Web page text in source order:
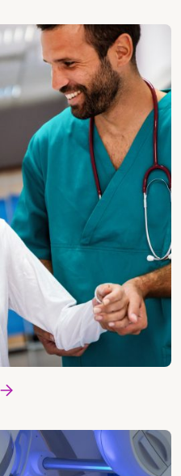
Vedi i corsi